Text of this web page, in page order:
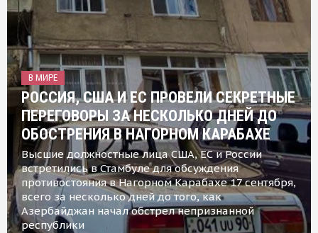
В МИРЕ
РОССИЯ, США И ЕС ПРОВЕЛИ СЕКРЕТНЫЕ
ПЕРЕГОВОРЫ ЗА НЕСКОЛЬКО ДНЕЙ ДО
ОБОСТРЕНИЯ В НАГОРНОМ КАРАБАХЕ
Высшие должностные лица США, ЕС и России
встретились в Стамбуле для обсуждения
противостояния в Нагорном Карабахе 17 сентября,
всего за несколько дней до того, как
Азербайджан начал обстрел непризнанной
республики